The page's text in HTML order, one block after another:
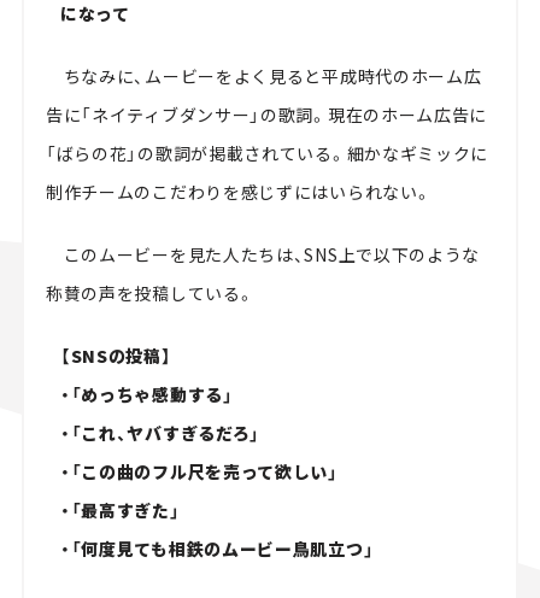
になって
ちなみに、ムービーをよく見ると平成時代のホーム広
告に「ネイティブダンサー」の歌詞。現在のホーム広告に
「ばらの花」の歌詞が掲載されている。細かなギミックに
制作チームのこだわりを感じずにはいられない。
このムービーを見た人たちは、SNS上で以下のような
称賛の声を投稿している。
【SNSの投稿】
・「めっちゃ感動する」
・「これ、ヤバすぎるだろ」
・「この曲のフル尺を売って欲しい」
・「最高すぎた」
・「何度見ても相鉄のムービー鳥肌立つ」